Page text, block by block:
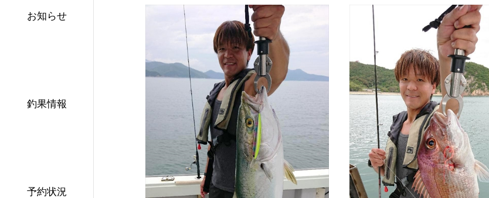
お知らせ
釣果情報
予約状況